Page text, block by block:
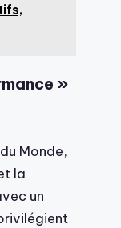
»
Monde,
la
un